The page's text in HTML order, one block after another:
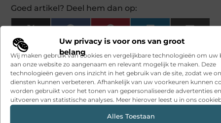
Uw privacy is voor ons van groot
belang
Wij maken gebruik van cookies en vergelijkbare technologieën om uw
aan onze website zo aangenaam en relevant mogelijk te maken. Deze
technologieën geven ons inzicht in het gebruik van de site, zodat we
diensten kunnen verbeteren. Afhankelijk van uw voorkeuren kunnen
worden gebruikt voor het tonen van gepersonaliseerde advertenties
uitvoeren van statistische analyses. Meer hierover leest u in ons
Alles Toestaan
Goed artikel? Deel hem dan op:
(Twitter)
Tags en Categorieën:
Aanbiedingen
DEEL DIT:
Begin vandaag nog